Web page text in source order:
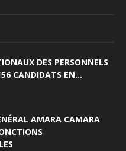
DES PERSONNELS
CANDIDATS EN...
AMARA CAMARA